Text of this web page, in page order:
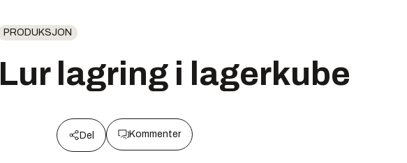
PRODUKSJON
Lur lagring i lagerkube
Del Kommenter